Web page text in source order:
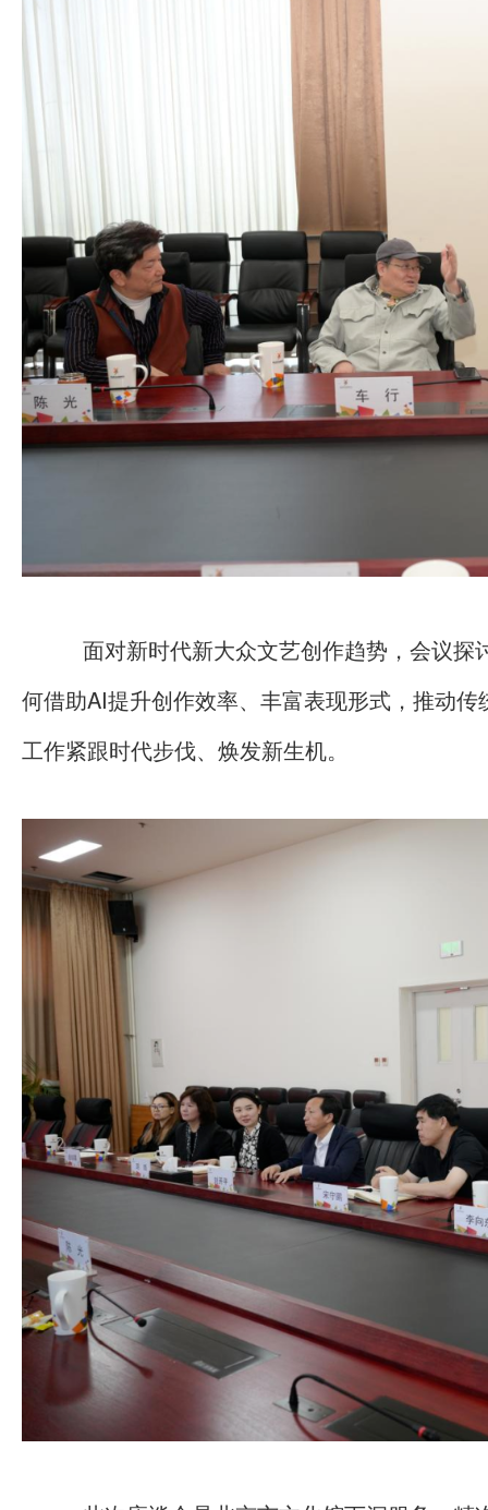
面对新时代新大众文艺创作趋势，会议探
何借助AI提升创作效率、丰富表现形式，推动
工作紧跟时代步伐、焕发新生机。